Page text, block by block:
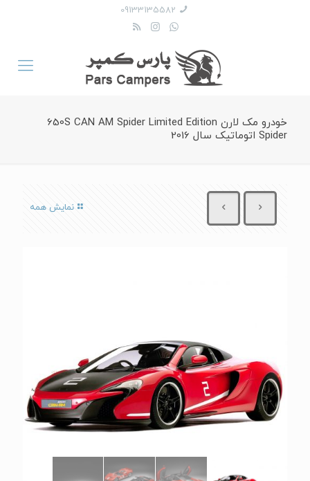
09133135582
خودرو مک لارن 650S CAN AM Spider Limited Edition
Spider اتوماتیک سال 2016
نمایش همه